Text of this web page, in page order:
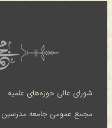
شورای عالی حوزه‌های علمیه
مجمع عمومی جامعه مدرسین